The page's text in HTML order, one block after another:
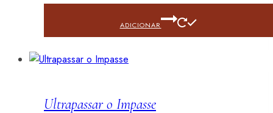
ADICIONAR
Ultrapassar o Impasse